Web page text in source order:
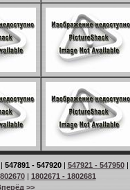
547891 - 547920| 547921 - 547950|
| 1802671 - 1802681
>>